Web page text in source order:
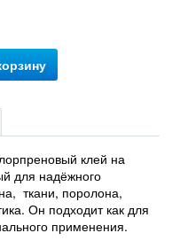
клей на
для надёжного
ткани, поролона,
Он подходит как для
применения.